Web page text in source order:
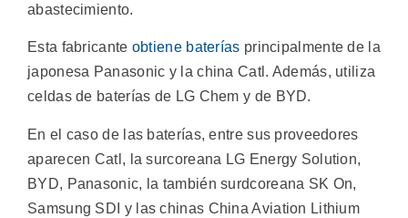
abastecimiento.
Esta fabricante obtiene baterías principalmente de la
japonesa Panasonic y la china Catl. Además, utiliza
celdas de baterías de LG Chem y de BYD.
En el caso de las baterías, entre sus proveedores
aparecen Catl, la surcoreana LG Energy Solution,
BYD, Panasonic, la también surdcoreana SK On,
Samsung SDI y las chinas China Aviation Lithium